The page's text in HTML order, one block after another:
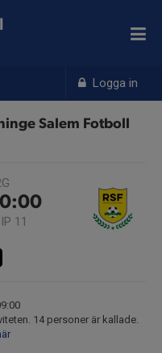
Logga in
Salem Fotboll
11
14 personer är kallade.